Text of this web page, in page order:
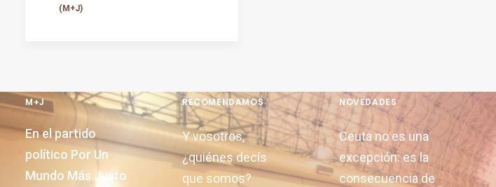
(M+J)
M+J
En el partido
político Por Un
Mundo Más Justo
RECOMENDAMOS
Y vosotros,
¿quiénes decís
que somos?
NOVEDADES
Ceuta no es una
excepción: es la
consecuencia de